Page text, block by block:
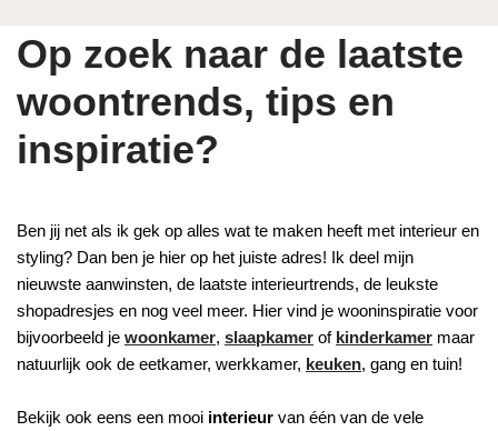
Op zoek naar de laatste
woontrends, tips en
inspiratie?
Ben jij net als ik gek op alles wat te maken heeft met interieur en
styling? Dan ben je hier op het juiste adres! Ik deel mijn
nieuwste aanwinsten, de laatste interieurtrends, de leukste
shopadresjes en nog veel meer. Hier vind je wooninspiratie voor
bijvoorbeeld je woonkamer, slaapkamer of kinderkamer maar
natuurlijk ook de eetkamer, werkkamer, keuken, gang en tuin!
Bekijk ook eens een mooi interieur van één van de vele